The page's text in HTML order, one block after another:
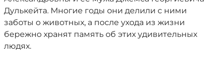
Дулькейта. Многие годы они делили с ними
заботы о животных, а после ухода из жизни
бережно хранят память об этих удивительных
людях.